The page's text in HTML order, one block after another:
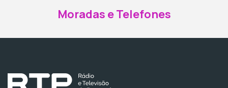
Moradas e Telefones